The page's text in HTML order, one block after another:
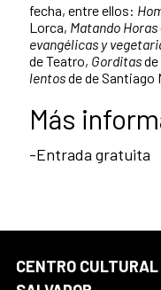
fecha, entre ellos:
Lorca, Matando Horas
evangélicas y
de Teatro, Gorditas
lentosde de Santiago
Más
-Entrada gratuita
CENTRO